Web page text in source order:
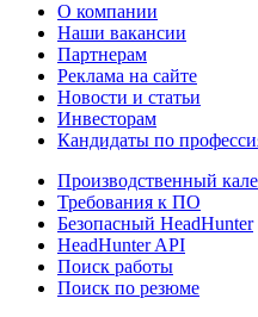
О компании
Наши вакансии
Партнерам
Реклама на сайте
Новости и статьи
Инвесторам
Кандидаты по
Производственный
Требования к ПО
Безопасный HeadHunter
HeadHunter API
Поиск работы
Поиск по резюме